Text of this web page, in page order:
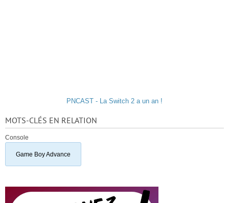
PNCAST - La Switch 2 a un an !
MOTS-CLÉS EN RELATION
Console
Game Boy Advance